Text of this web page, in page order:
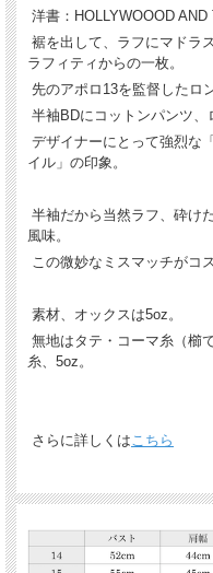
洋書：HOLLYWOOOD
裾を出して、ラフにマドラ
ラフィティからの一枚。
先のアポロ13を監督したロ
半袖BDにコットンパンツ、
デザイナーにとって強烈な
イル」の印象。
半袖だから当然ラフ、砕け
風味。
この微妙なミスマッチがコ
素材、オックスは5oz。
無地はタテ・コーマ糸（櫛
糸、5oz。
さらに詳しくはこちら